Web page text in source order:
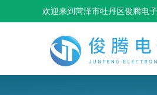
欢迎来到菏泽市牡丹区俊腾电